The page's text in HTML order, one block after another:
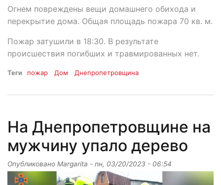
Огнем повреждены вещи домашнего обихода и
перекрытие дома. Общая площадь пожара 70 кв. м.
Пожар затушили в 18:30. В результате
происшествия погибших и травмированных нет.
Теги пожар Дом Днепропетровщина
На Днепропетровщине на
мужчину упало дерево
Опубликовано Margarita - пн, 03/20/2023 - 06:54